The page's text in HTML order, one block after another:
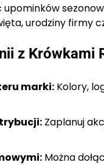
urodziny firmy
z Krówkami
marki: Kolory,
Zaplanuj
Można